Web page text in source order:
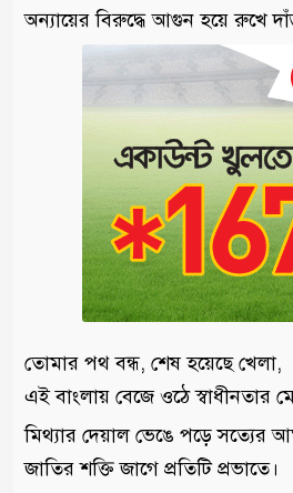
অন্যায়ের বিরুদ্ধে আগুন হয়ে রুখে
তোমার পথ বন্ধ, শেষ হয়েছে খেলা,
এই বাংলায় বেজে ওঠে স্বাধীনতার
মিথ্যার দেয়াল ভেঙে পড়ে সত্যের
জাতির শক্তি জাগে প্রতিটি প্রভাতে।